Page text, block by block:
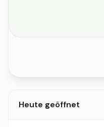
Heute geöffnet